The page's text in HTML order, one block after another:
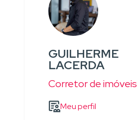
GUILHERME
LACERDA
Corretor de imóveis
Meu perfil